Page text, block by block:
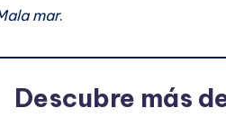
mar.
Descubre más